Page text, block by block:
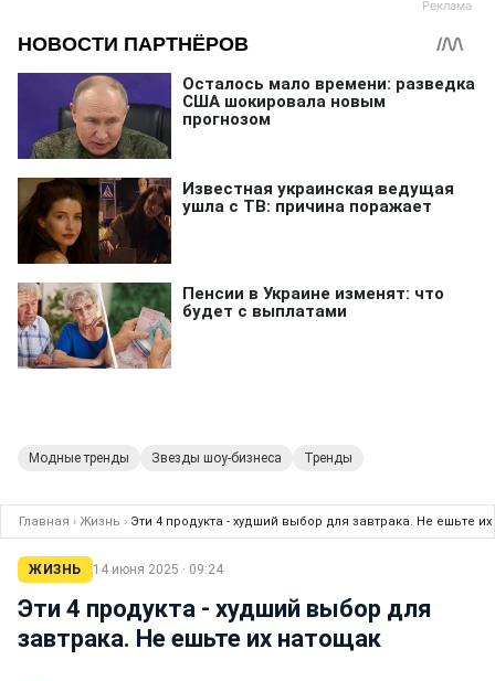
Модные тренды Звезды шоу-бизнеса Тренды
Главная › Жизнь › Эти 4 продукта - худший выбор для завтрака. Не ешьте
ЖИЗНЬ 14 июня 2025 · 09:24
Эти 4 продукта - худший выбор для
завтрака. Не ешьте их натощак